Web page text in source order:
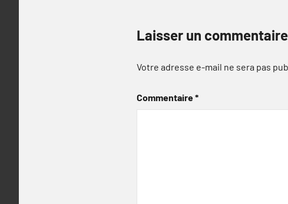
Laisser un commentaire
Votre adresse e-mail ne sera pas
Commentaire*